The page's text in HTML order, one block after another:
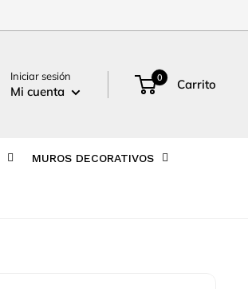
Iniciar sesión
Mi cuenta
0 Carrito
MUROS DECORATIVOS